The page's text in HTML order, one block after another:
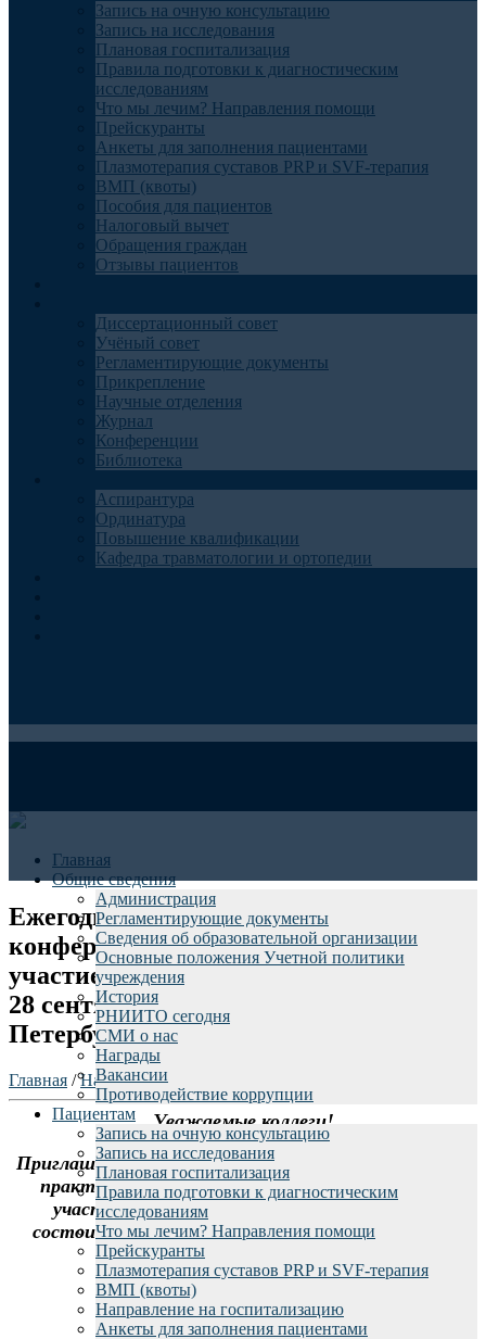
Запись на очную консультацию
Запись на исследования
Плановая госпитализация
Правила подготовки к диагностическим
исследованиям
Что мы лечим? Направления помощи
Прейскуранты
Анкеты для заполнения пациентами
Плазмотерапия суставов PRP и SVF-терапия
ВМП (квоты)
Пособия для пациентов
Налоговый вычет
Обращения граждан
Отзывы пациентов
Диссертационный совет
Учёный совет
Регламентирующие документы
Прикрепление
Научные отделения
Журнал
Конференции
Библиотека
Аспирантура
Ординатура
Повышение квалификации
Кафедра травматологии и ортопедии
Главная
Общие сведения
Администрация
Регламентирующие документы
Сведения об образовательной организации
Основные положения Учетной политики
учреждения
История
РНИИТО сегодня
СМИ о нас
Награды
Вакансии
Противодействие коррупции
Пациентам
Запись на очную консультацию
Запись на исследования
Плановая госпитализация
Правила подготовки к диагностическим
исследованиям
Что мы лечим? Направления помощи
Прейскуранты
Плазмотерапия суставов PRP и SVF-терапия
ВМП (квоты)
Направление на госпитализацию
Анкеты для заполнения пациентами
Ежегодная научно-практическая
конференция с международным
участием «Вреденовские чтения», 26-
28 сентября 2019 года, Санкт-
Петербург
Главная /Наука/Конференции
Уважаемые коллеги!
Приглашаем принять участие в ежегодной научно-
практической конференции с международным
участием «Вреденовские чтения», которая
состоится 26-28 сентября в Санкт-Петербурге
Подробная информация на сайте
www.vredenreadings.org